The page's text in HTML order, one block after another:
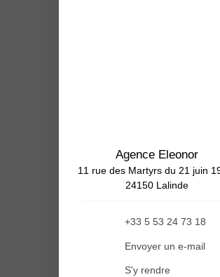
Agence Eleonor
11 rue des Martyrs du 21 juin
24150 Lalinde
+33 5 53 24 73 18
Envoyer un e-mail
S'y rendre